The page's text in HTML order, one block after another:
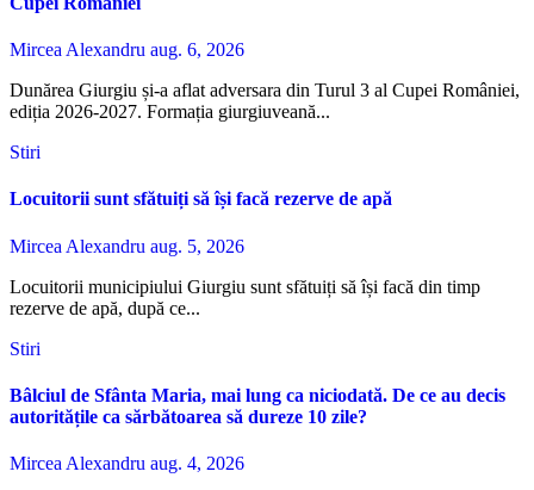
Mircea Alexandru aug. 6, 2026
Dunărea Giurgiu și-a aflat adversara din Turul 3 al Cupei României,
ediția 2026-2027. Formația giurgiuveană...
Stiri
Locuitorii sunt sfătuiți să își facă rezerve de apă
Mircea Alexandru aug. 5, 2026
Locuitorii municipiului Giurgiu sunt sfătuiți să își facă din timp
rezerve de apă, după ce...
Stiri
Bâlciul de Sfânta Maria, mai lung ca niciodată. De ce au decis
autoritățile ca sărbătoarea să dureze 10 zile?
Mircea Alexandru aug. 4, 2026